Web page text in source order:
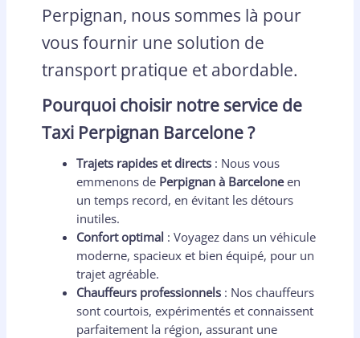
Perpignan, nous sommes là pour
vous fournir une solution de
transport pratique et abordable.
Pourquoi choisir notre service de
Taxi Perpignan Barcelone ?
Trajets rapides et directs : Nous vous
emmenons de Perpignan à Barceloneen
un temps record, en évitant les détours
inutiles.
Confort optimal : Voyagez dans un véhicule
moderne, spacieux et bien équipé, pour un
trajet agréable.
Chauffeurs professionnels : Nos chauffeurs
sont courtois, expérimentés et connaissent
parfaitement la région, assurant une